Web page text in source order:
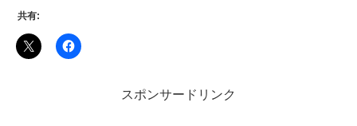
共有:
スポンサードリンク